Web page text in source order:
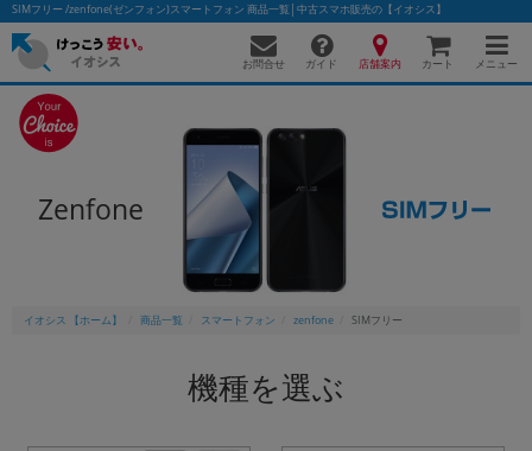
SIMフリー /zenfone(ゼンフォン)スマートフォン 商品一覧│中古スマホ販売の【イオシス】
お問合せ ガイド 店舗案内 カート メニュー
Zenfone
イオシス 【ホーム】 商品一覧 スマートフォン zenfone SIMフリー
機種を選ぶ
かんたんパソコン検索に切り替える
除外ワード
「スマートフォン」「タブレット」など